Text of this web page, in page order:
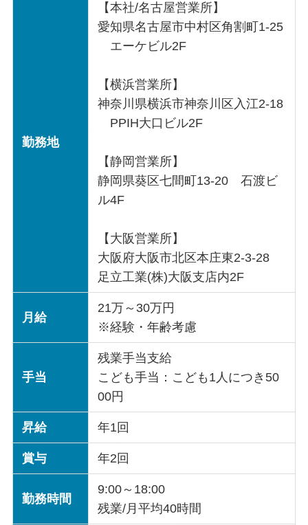
勤務地
【本社/名古屋営業所】
愛知県名古屋市中村区角割町1-25
エーケビル2F
【横浜営業所】
神奈川県横浜市神奈川区入江2-18
PPIH大口ビル2F
【静岡営業所】
静岡県葵区七間町13-20 石渡ビ
ル4F
【大阪営業所】
大阪府大阪市北区本庄東2-3-28
足立工業(株)大阪支店内2F
月給
21万～30万円
※経験・年齢考慮
手当
残業手当支給
こども手当：こども1人につき50
00円
昇給 年1回
賞与 年2回
勤務時間
9:00～18:00
残業/月平均40時間